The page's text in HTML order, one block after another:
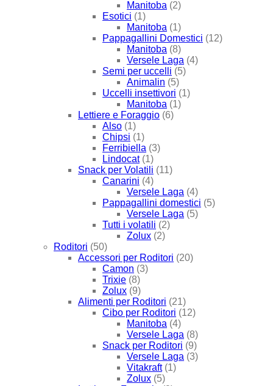
Manitoba (2)
Esotici (1)
Manitoba (1)
Pappagallini Domestici (12)
Manitoba (8)
Versele Laga (4)
Semi per uccelli (5)
Animalin (5)
Uccelli insettivori (1)
Manitoba (1)
Lettiere e Foraggio (6)
Also (1)
Chipsi (1)
Ferribiella (3)
Lindocat (1)
Snack per Volatili (11)
Canarini (4)
Versele Laga (4)
Pappagallini domestici (5)
Versele Laga (5)
Tutti i volatili (2)
Zolux (2)
Roditori (50)
Accessori per Roditori (20)
Camon (3)
Trixie (8)
Zolux (9)
Alimenti per Roditori (21)
Cibo per Roditori (12)
Manitoba (4)
Versele Laga (8)
Snack per Roditori (9)
Versele Laga (3)
Vitakraft (1)
Zolux (5)